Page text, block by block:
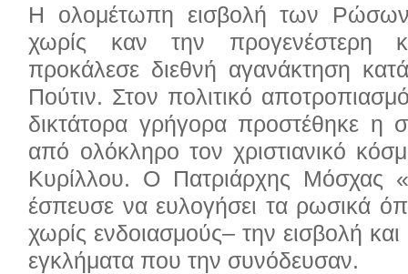
Η ολομέτωπη εισβολή των
χωρίς καν την προγενέστερη
προκάλεσε διεθνή αγανάκτηση
Πούτιν. Στον πολιτικό
δικτάτορα γρήγορα προστέθηκε η
από ολόκληρο τον χριστιανικό
Κυρίλλου. Ο Πατριάρχης Μόσχας
έσπευσε να ευλογήσει τα ρωσικά
χωρίς ενδοιασμούς– την εισβολή
εγκλήματα που την συνόδευσαν.